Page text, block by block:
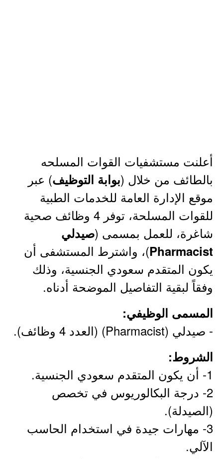
أعلنت مستشفيات القوات المسلحه
بالطائف من خلال (بوابة التوظيف) عبر
موقع الإدارة العامة للخدمات الطبية
للقوات المسلحة، توفر 4 وظائف صحية
شاغرة، للعمل بمسمى (صيدلي
Pharmacist)، واشترط المستشفى أن
يكون المتقدم سعودي الجنسية، وذلك
وفقاً لبقية التفاصيل الموضحة أدناه.
المسمى الوظيفي:
- صيدلي (Pharmacist) (العدد 4 وظائف).
الشروط:
1- أن يكون المتقدم سعودي الجنسية.
2- درجة البكالوريوس في تخصص
(الصيدلة).
3- مهارات جيدة في استخدام الحاسب
الآلي.